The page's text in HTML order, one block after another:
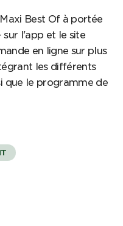
Best Of à portée
sur l'app et le site
en ligne sur plus
les différents
que le programme de